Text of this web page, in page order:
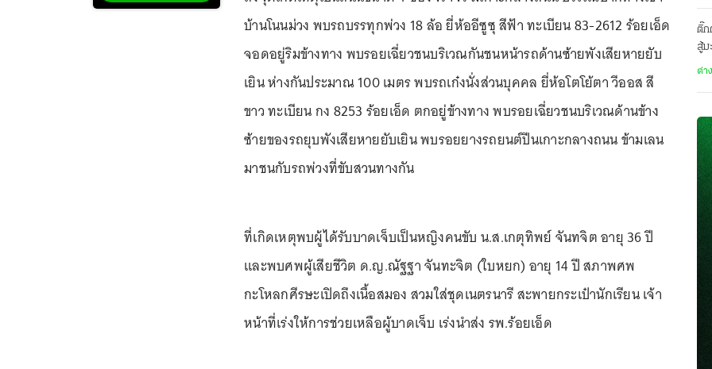
บ้านโนนม่วง พบรถบรรทุกพ่วง 18 ล้อ ยี่ห้ออีซูซุ สีฟ้า ทะเบียน 83-2612 ร้อยเอ็ด
จอดอยู่ริมข้างทาง พบรอยเฉี่ยวชนบริเวณกันชนหน้ารถด้านซ้ายพังเสียหายยับ
เยิน ห่างกันประมาณ 100 เมตร พบรถเก๋งนั่งส่วนบุคคล ยี่ห้อโตโย้ตา วีออส สี
ขาว ทะเบียน กง 8253 ร้อยเอ็ด ตกอยู่ข้างทาง พบรอยเฉี่ยวชนบริเวณด้านข้าง
ซ้ายของรถยุบพังเสียหายยับเยิน พบรอยยางรถยนต์ปีนเกาะกลางถนน ข้ามเลน
มาชนกับรถพ่วงที่ขับสวนทางกัน
ที่เกิดเหตุพบผู้ได้รับบาดเจ็บเป็นหญิงคนขับ น.ส.เกตุทิพย์ จันทจิต อายุ 36 ปี
และพบศพผู้เสียชีวิต ด.ญ.ณัฐฐา จันทะจิต (ใบหยก) อายุ 14 ปี สภาพศพ
กะโหลกศีรษะเปิดถึงเนื้อสมอง สวมใส่ชุดเนตรนารี สะพายกระเป๋านักเรียน เจ้า
หน้าที่เร่งให้การช่วยเหลือผู้บาดเจ็บ เร่งนำส่ง รพ.ร้อยเอ็ด
ติ๊ก
สู้ม
ต่า